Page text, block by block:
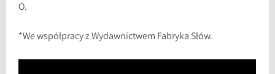
O.
*We współpracy z Wydawnictwem Fabryka Słów.